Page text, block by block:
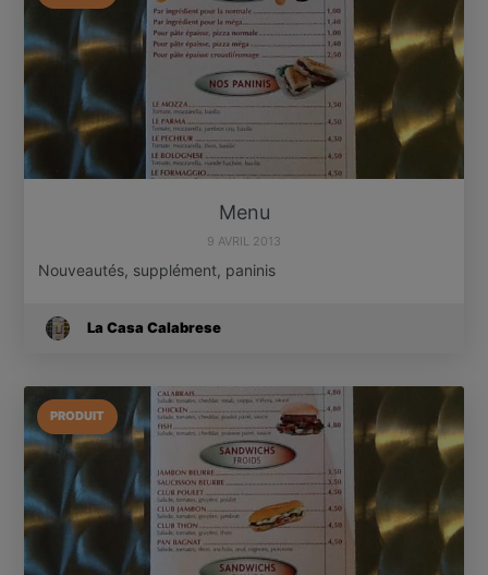
Menu
9 AVRIL 2013
Nouveautés, supplément, paninis
La Casa Calabrese
PRODUIT